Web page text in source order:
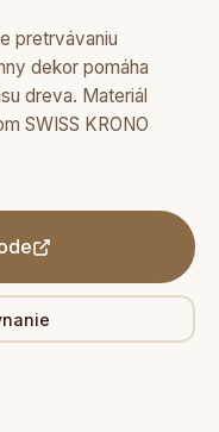
pretrvávaniu
dekor pomáha
dreva. Materiál
SWISS KRONO